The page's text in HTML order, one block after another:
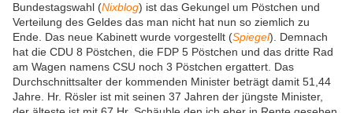
Bundestagswahl (Nixblog) ist das Gekungel um Pöstchen und
Verteilung des Geldes das man nicht hat nun so ziemlich zu
Ende. Das neue Kabinett wurde vorgestellt (Spiegel). Demnach
hat die CDU 8 Pöstchen, die FDP 5 Pöstchen und das dritte Rad
am Wagen namens CSU noch 3 Pöstchen ergattert. Das
Durchschnittsalter der kommenden Minister beträgt damit 51,44
Jahre. Hr. Rösler ist mit seinen 37 Jahren der jüngste Minister,